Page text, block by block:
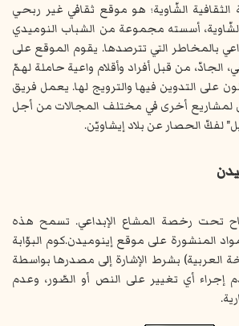
الثقافية الشّاوية؛ هو موقع ثقافي غير ربحي
أسسته مجموعة من الشباب النوميدي
بالمخاطر التي تترصدها. يقوم الموقع على
الجادّ، من قبل أفراد وأقلام واعية حاملة لهمّ
على التدوين فيها والترويج لها. يعمل فريق
لمشاريع أخرى في مختلف المجالات من أجل
لفكّ الحصار عن بلاد إيشاويّن.
تحت رخصة المشاع الإبداعي. تسمح هذه
المنشورة على موقع إينوميدن.كوم البوّابة
العربية) بشرط الإشارة إلى مصدرها بواسطة
إجراء أي تغيير على النص أو الصّور، وعدم